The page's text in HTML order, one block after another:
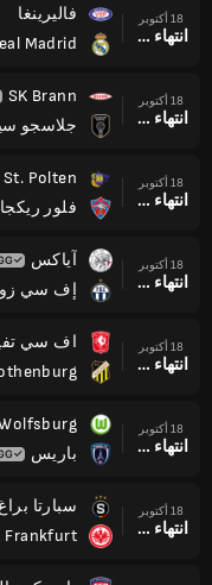
18 أكتوبر
انتهاء وقت المباراة
فاليرينغا
Madrid
18 أكتوبر
انتهاء وقت المباراة
SK Brann
جلاسجو
18 أكتوبر
انتهاء وقت المباراة
St. Polten
فلور
18 أكتوبر
انتهاء وقت المباراة
آياكس
إف سي
18 أكتوبر
انتهاء وقت المباراة
اف سي
18 أكتوبر
انتهاء وقت المباراة
باريس
18 أكتوبر
انتهاء وقت المباراة
سبارتا براغ
Frankfurt